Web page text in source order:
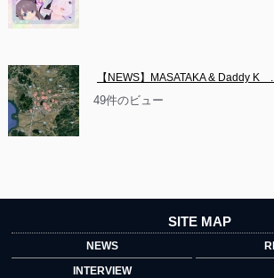
【NEWS】MASATAKA & Daddy K　...
49件のビュー
SITE MAP
NEWS
INTERVIEW